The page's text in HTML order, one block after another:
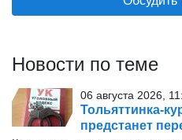
Новости по теме
06 августа 2026,
Тольяттинка-
предстанет